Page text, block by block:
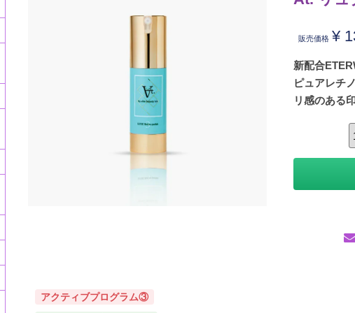
販売価格 ¥
新配合
ピュアレチ
リ感のある
アクティブプログラム③